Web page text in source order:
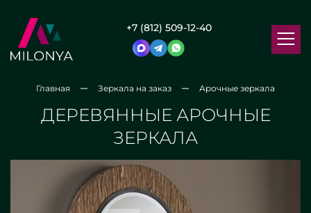
+7 (812) 509-12-40
Главная Зеркала на заказ Арочные зеркала
ДЕРЕВЯННЫЕ АРОЧНЫЕ
ЗЕРКАЛА